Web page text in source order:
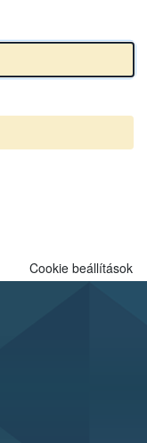
Cookie beállítások